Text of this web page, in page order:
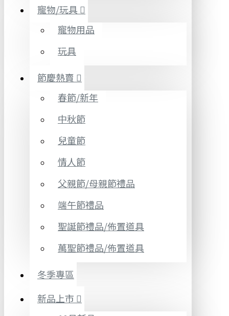
寵物/玩具
寵物用品
玩具
節慶熱賣
春節/新年
中秋節
兒童節
情人節
父親節/母親節禮品
端午節禮品
聖誕節禮品/佈置道具
萬聖節禮品/佈置道具
冬季專區
新品上市